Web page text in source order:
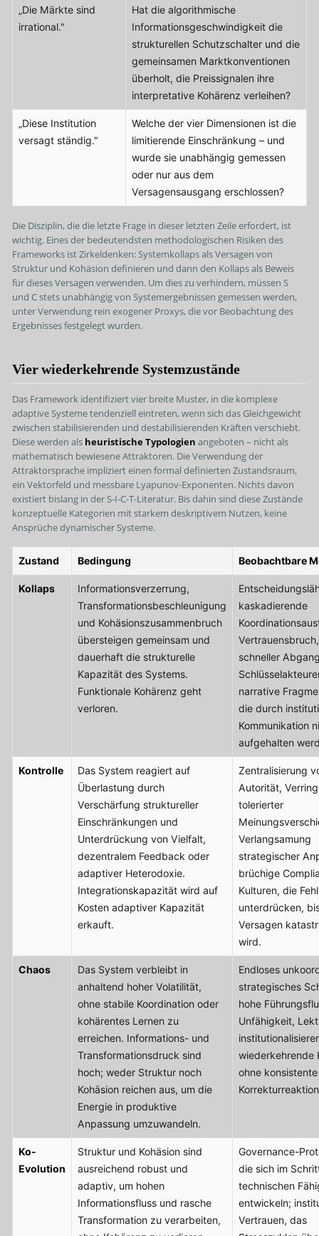
„Die Märkte sind
irrational."
Hat die algorithmische
Informationsgeschwindigkeit die
strukturellen Schutzschalter und die
gemeinsamen Marktkonventionen
überholt, die Preissignalen ihre
interpretative Kohärenz verleihen?
„Diese Institution
versagt ständig."
Welche der vier Dimensionen ist die
limitierende Einschränkung – und
wurde sie unabhängig gemessen
oder nur aus dem
Versagensausgang erschlossen?
Die Disziplin, die die letzte Frage in dieser letzten Zeile erfordert, ist
wichtig. Eines der bedeutendsten methodologischen Risiken des
Frameworks ist Zirkeldenken: Systemkollaps als Versagen von
Struktur und Kohäsion definieren und dann den Kollaps als Beweis
für dieses Versagen verwenden. Um dies zu verhindern, müssen S
und C stets unabhängig von Systemergebnissen gemessen werden,
unter Verwendung rein exogener Proxys, die vor Beobachtung des
Ergebnisses festgelegt wurden.
Vier wiederkehrende Systemzustände
Das Framework identifiziert vier breite Muster, in die komplexe
adaptive Systeme tendenziell eintreten, wenn sich das Gleichgewicht
zwischen stabilisierenden und destabilisierenden Kräften verschiebt.
Diese werden als heuristische Typologien angeboten – nicht als
mathematisch bewiesene Attraktoren. Die Verwendung der
Attraktorsprache impliziert einen formal definierten Zustandsraum,
ein Vektorfeld und messbare Lyapunov-Exponenten. Nichts davon
existiert bislang in der S-I-C-T-Literatur. Bis dahin sind diese Zustände
konzeptuelle Kategorien mit starkem deskriptivem Nutzen, keine
Ansprüche dynamischer Systeme.
Zustand Bedingung Beobachtbare
Kollaps
Informationsverzerrung,
Transformationsbeschleunigung
und Kohäsionszusammenbruch
übersteigen gemeinsam und
dauerhaft die strukturelle
Kapazität des Systems.
Funktionale Kohärenz geht
verloren.
kaskadierende
Vertrauensbruch,
schneller
narrative
die durch
Kommunikation
aufgehalten
Kontrolle
Das System reagiert auf
Überlastung durch
Verschärfung struktureller
Einschränkungen und
Unterdrückung von Vielfalt,
dezentralem Feedback oder
adaptiver Heterodoxie.
Integrationskapazität wird auf
Kosten adaptiver Kapazität
erkauft.
Zentralisierung
Autorität,
tolerierter
Verlangsamung
strategischer
brüchige
Kulturen, die
unterdrücken,
Versagen
wird.
Chaos
Das System verbleibt in
anhaltend hoher Volatilität,
ohne stabile Koordination oder
kohärentes Lernen zu
erreichen. Informations- und
Transformationsdruck sind
hoch; weder Struktur noch
Kohäsion reichen aus, um die
Energie in produktive
Anpassung umzuwandeln.
Endloses
strategisches
hohe
Unfähigkeit,
wiederkehrende
ohne konsistente
Ko-
Evolution
Struktur und Kohäsion sind
ausreichend robust und
adaptiv, um hohen
Informationsfluss und rasche
Transformation zu verarbeiten,
Governance-
die sich im
technischen
entwickeln;
Vertrauen, das